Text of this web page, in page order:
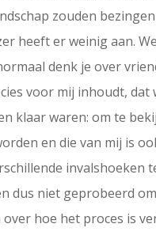
zouden
heeft er weinig aan.
denk je over
voor mij inhoudt,
klaar waren: om te
en die van mij is
invalshoeken
dus niet geprobeerd
hoe het proces is